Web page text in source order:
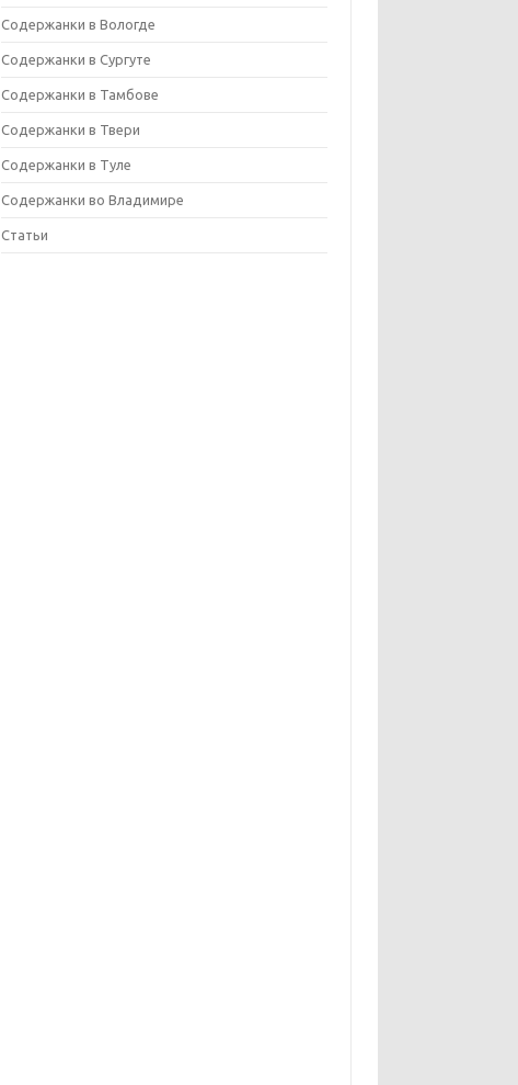
Содержанки в Вологде
Содержанки в Сургуте
Содержанки в Тамбове
Содержанки в Твери
Содержанки в Туле
Содержанки во Владимире
Статьи